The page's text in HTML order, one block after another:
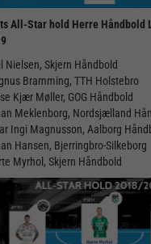
All-Star hold Herre Håndbold
Nielsen, Skjern Håndbold
Bramming, TTH Holstebro
Kjær Møller, GOG Håndbold
Meklenborg, Nordsjælland
Ingi Magnusson, Aalborg
Hansen, Bjerringbro-Silkeborg
Myrhol, Skjern Håndbold